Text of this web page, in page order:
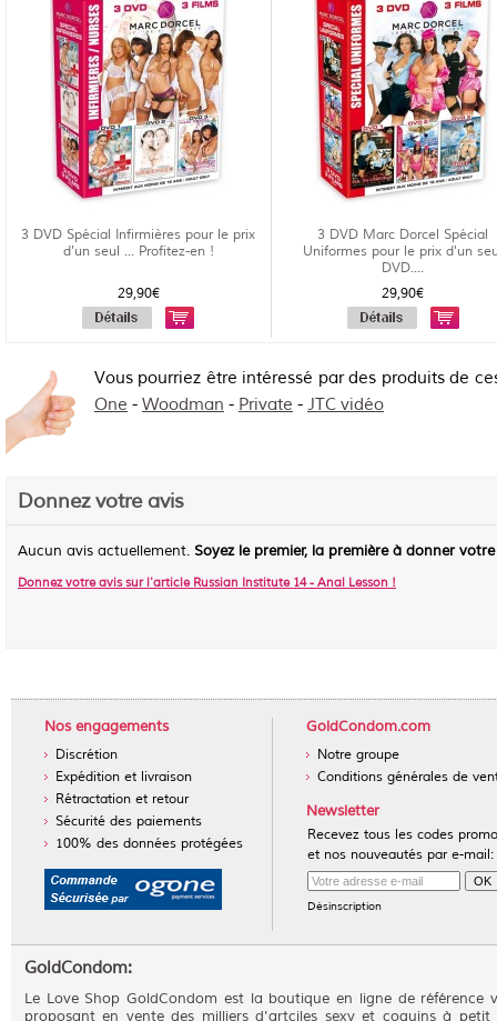
3 DVD Spécial Infirmières pour le prix
d'un seul ... Profitez-en !
29,90€
3 DVD Marc Dorcel Spécial
Uniformes pour le prix d'un
DVD....
29,90€
Vous pourriez être intéressé par des produits de
One - Woodman - Private - JTC vidéo
Donnez votre avis
Aucun avis actuellement. Soyez le premier, la première à donner
Donnez votre avis sur l'article Russian Institute 14 - Anal Lesson !
Nos engagements
Discrétion
Expédition et livraison
Rétractation et retour
Sécurité des paiements
100% des données protégées
GoldCondom.com
Notre groupe
Conditions générales de
Newsletter
Recevez tous les codes
et nos nouveautés par e-mail:
Désinscription
GoldCondom:
Le Love Shop GoldCondom est la boutique en ligne de référence
proposant en vente des milliers d'artciles sexy et coquins à petit